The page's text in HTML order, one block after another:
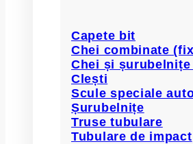
Capete bit
Chei combinate
Chei și
Clești
Scule speciale
Șurubelnițe
Truse tubulare
Tubulare de impact